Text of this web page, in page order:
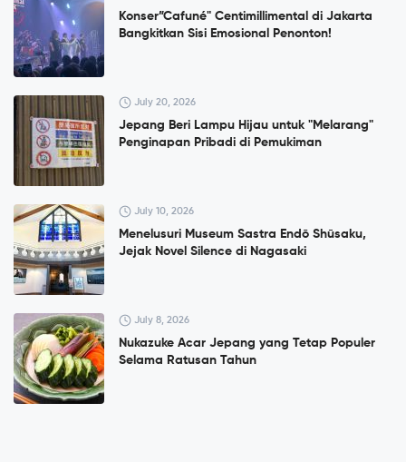
Konser”Cafuné" Centimillimental di Jakarta
Bangkitkan Sisi Emosional Penonton!
July 20, 2026
Jepang Beri Lampu Hijau untuk "Melarang"
Penginapan Pribadi di Pemukiman
July 10, 2026
Menelusuri Museum Sastra Endō Shūsaku,
Jejak Novel Silence di Nagasaki
July 8, 2026
Nukazuke Acar Jepang yang Tetap Populer
Selama Ratusan Tahun